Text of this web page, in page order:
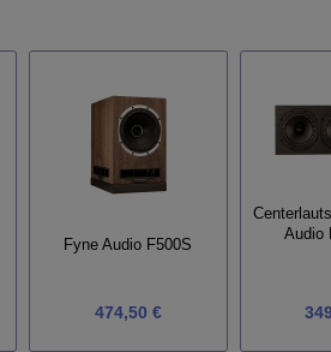
Fyne Audio F500S
474,50 €
Audio